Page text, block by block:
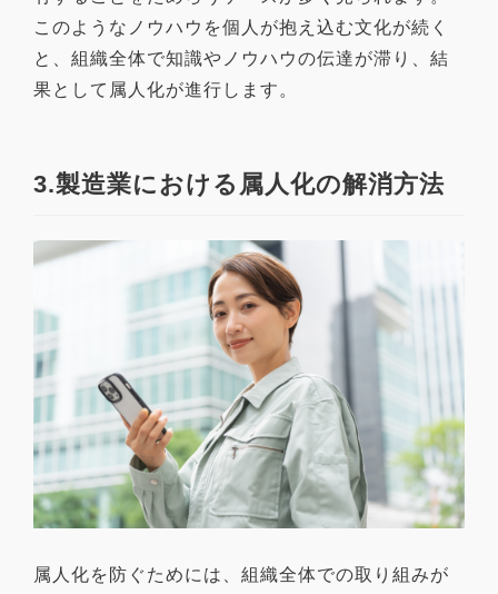
このようなノウハウを個人が抱え込む文化が続く
と、組織全体で知識やノウハウの伝達が滞り、結
果として属人化が進行します。
3.製造業における属人化の解消方法
属人化を防ぐためには、組織全体での取り組みが